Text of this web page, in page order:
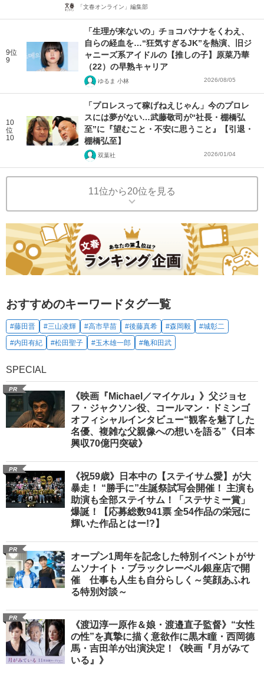
「文春オンライン」編集部
9位
9
「生理が来ないの」チョコバナナをくわえ、
自らの経血を…“狂気すぎるJK”を熱演、旧ジ
ャニーズ系アイドルの【推しの子】原菜乃華
（22）の早熟キャリア
ゆるま 小林 2026/08/05
10
位
10
「プロレスって稼げねえじゃん」今のプロレ
スには夢がない…武藤敬司が“社長・棚橋弘
至”に『望むこと・不安に思うこと』【引退・
棚橋弘至】
双葉社 2026/01/04
11位から20位を見る
おすすめのキーワードタグ一覧
#藤田晋 #三山凌輝 #高市早苗 #後藤真希 #森岡毅
#城彰二
#内田有紀
#松田聖子 #玉木雄一郎 #亀和田武
SPECIAL
PR
《映画『Michael／マイケル』》父ジョセ
フ・ジャクソン役、コールマン・ドミンゴ
オフィシャルインタビュー“観客を魅了した
名優、複雑な父親像への想いを語る”《日本
興収70億円突破》
PR
《祝59歳》日本中の【ステイサム愛】が大
暴走！ “勝手に”生誕祭試写会開催！ 主演も
助演も全部ステイサム！「ステサミー賞」
爆誕！【応募総数941票 全54作品の栄冠に
輝いた作品とはー!?】
PR
オープン1周年を記念した特別イベントがサ
ムソナイト・ブラックレーベル銀座店で開
催 仕事も人生も自分らしく～笑顔あふれ
る特別対談～
PR
《渡辺淳一原作＆娘・渡邉直子監督》“女性
の性”を真摯に描く意欲作に黒木瞳・西岡德
馬・吉田羊が出演決定！《映画『月がみて
いる』》